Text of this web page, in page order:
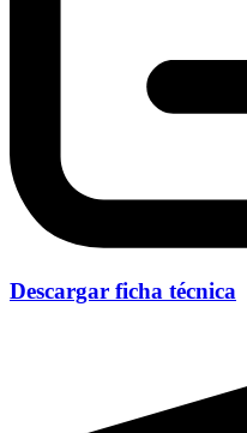
Descargar ficha técnica